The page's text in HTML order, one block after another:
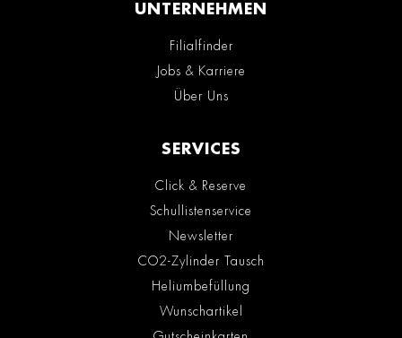
UNTERNEHMEN
Filialfinder
Jobs & Karriere
Über Uns
SERVICES
Click & Reserve
Schullistenservice
Newsletter
CO2-Zylinder Tausch
Heliumbefüllung
Wunschartikel